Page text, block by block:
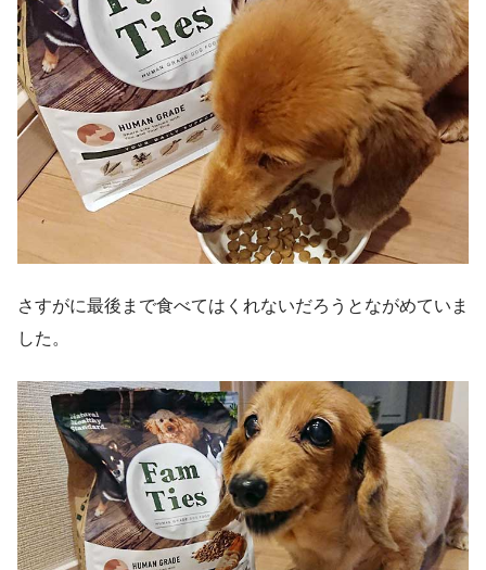
さすがに最後まで食べてはくれないだろうとながめていま
した。